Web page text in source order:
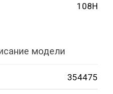
108H
модели
354475